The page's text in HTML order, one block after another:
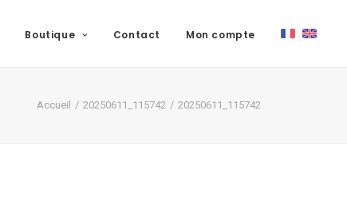
Boutique Contact Mon compte
Accueil 20250611_115742 20250611_115742